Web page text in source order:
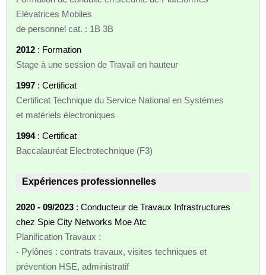
Elévatrices Mobiles
de personnel cat. : 1B 3B
2012 : Formation
Stage à une session de Travail en hauteur
1997 : Certificat
Certificat Technique du Service National en Systèmes
et matériels électroniques
1994: Certificat
Baccalauréat Electrotechnique (F3)
Expériences professionnelles
2020 - 09/2023 : Conducteur de Travaux Infrastructures
chez Spie City Networks Moe Atc
Planification Travaux :
- Pylônes : contrats travaux, visites techniques et
prévention HSE, administratif